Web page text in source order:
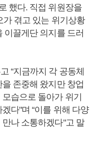
했다. 직접 위원장을
가 겪고 있는 위기상황
이끌게단 의지를 드러
“지금까지 각 공동체
존중해 왔지만 창업
습으로 돌아가 위기
다"며 “이를 위해 다양
나 소통하겠다"고 말